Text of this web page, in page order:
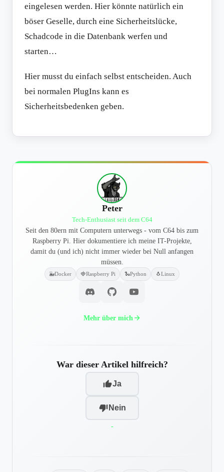
eingelesen werden. Hier könnte natürlich ein
böser Geselle, durch eine Sicherheitslücke,
Schadcode in die Datenbank werfen und
starten…
Hier musst du einfach selbst entscheiden. Auch
bei normalen PlugIns kann es
Sicherheitsbedenken geben.
Peter
Tech-Enthusiast seit dem C64
Seit den 80ern mit Computern unterwegs - vom C64 bis zum
Raspberry Pi. Hier dokumentiere ich meine IT-Projekte,
damit du (und ich) nicht immer wieder bei Null anfangen
müssen.
🐳Docker 🍓Raspberry Pi 🐍Python 🐧Linux
Mehr über mich
War dieser Artikel hilfreich?
Ja
Nein
-